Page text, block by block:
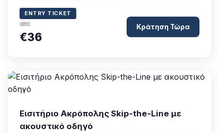
ENTRY TICKET
από
€36
Κράτηση Τώρα
Εισιτήριο Ακρόπολης Skip-the-Line με
ακουστικό οδηγό